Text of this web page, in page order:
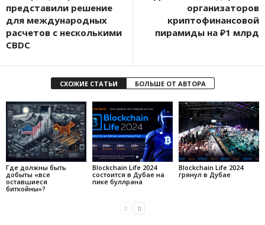
представили решение
для международных
расчетов с несколькими
CBDC
организаторов
криптофинансовой
пирамиды на ₽1 млрд
СХОЖИЕ СТАТЬИ БОЛЬШЕ ОТ АВТОРА
Где должны быть
добыты «все
оставшиеся
биткойны»?
Blockchain Life 2024
состоится в Дубае на
пике буллрана
Blockchain Life 2024
грянул в Дубае